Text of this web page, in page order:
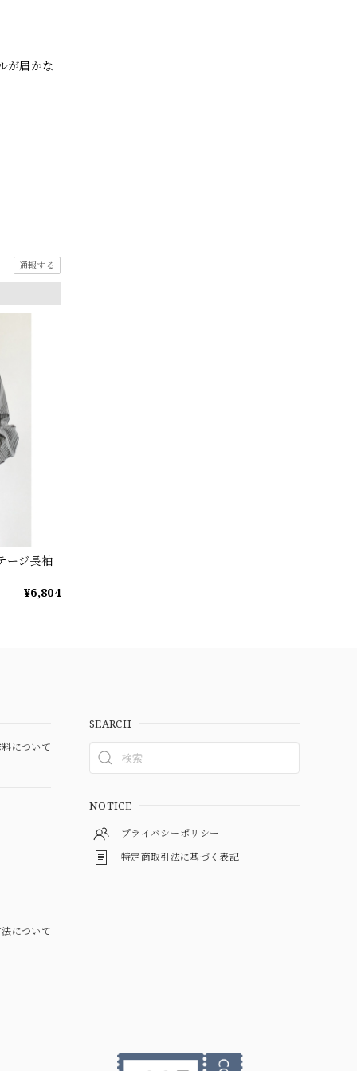
が届かな
通報する
ージ長袖
¥6,804
について
について
SEARCH
NOTICE
プライバシーポリシー
特定商取引法に基づく表記